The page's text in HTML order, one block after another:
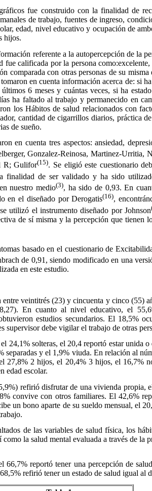
fue construido con la finalidad de
de trabajo, fuentes de ingreso,
edad, nivel educativo y ocupación de
hijos.
referente a la autopercepción de la
calificada por la persona
comparada con otras personas de su
en cuenta información acerca de: si
6 meses y cuántas veces, si ha
ha faltado al trabajo y permanecido en
los Hábitos de salud relacionados con
cantidad de cigarrillos diarios, práctica
de sueño.
en cuenta tres aspectos: ansiedad,
Gonzalez-Reinosa, Martinez-Urritia,
R; Gulifor(15). Se eligió este cuestionario
finalidad de ser validado y ha sido
nuestro medio(3), ha sido de 0,93. En
en el diseñado por Derogatis(16),
utilizó el instrumento diseñado por Johnson
de sí misma y la percepción que tienen
basado en el cuestionario de
de 0,91, siendo modificado en una
en este estudio.
veintitrés (23) y cincuenta y cinco (55)
En cuanto al nivel educativo, el
estudios secundarios. El 18,5%
supervisor debe vigilar el trabajo de otras
24,1% solteras, el 20,4 reportó estar unida
separadas y el 1,9% viuda. En relación al
27,8% 2 hijos, el 20,4% 3 hijos, el 16,7%
edad escolar.
refirió disfrutar de una vivienda propia,
convive con otros familiares. El 42,6%
un bono aparte de su sueldo mensual, el
de las variables de salud física, los
la salud mental evaluada a través de la
66,7% reportó tener una percepción de
refirió tener un estado de salud igual al